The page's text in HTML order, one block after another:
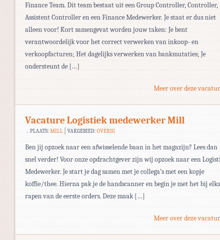
Finance Team. Dit team bestaat uit een Group Controller, Controller,
Assistent Controller en een Finance Medewerker. Je staat er dus niet
alleen voor! Kort samengevat worden jouw taken: Je bent
verantwoordelijk voor het correct verwerken van inkoop- en
verkoopfacturen; Het dagelijks verwerken van bankmutaties; Je
ondersteunt de […]
Meer over deze
Vacature Logistiek medewerker Mill
PLAATS: MILL VAKGEBIED:OVERIG
Ben jij opzoek naar een afwisselende baan in het magazijn? Lees dan
snel verder! Voor onze opdrachtgever zijn wij opzoek naar een
Medewerker. Je start je dag samen met je collega’s met een kopje
koffie/thee. Hierna pak je de handscanner en begin je met het bij
rapen van de eerste orders. Deze maak […]
Meer over deze